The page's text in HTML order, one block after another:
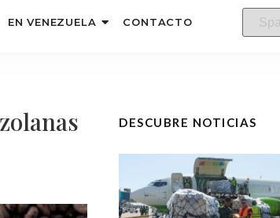
EN VENEZUELA CONTACTO
DESCUBRE NOTICIAS